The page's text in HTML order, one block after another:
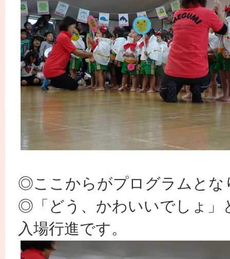
◎ここからがプログラムとな
◎「どう、かわいいでしょ」
入場行進です。